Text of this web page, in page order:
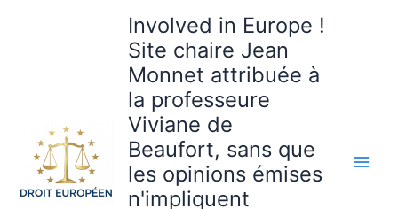
Involved in Europe !
Site chaire Jean
Monnet attribuée à
la professeure
Viviane de
Beaufort, sans que
les opinions émises
n'impliquent